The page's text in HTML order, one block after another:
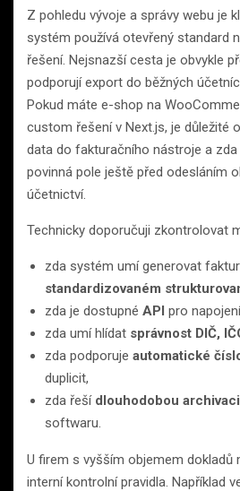
Z pohledu vývoje a správy webu je
systém používá otevřený standard
řešení. Nejsnazší cesta je obvykle
podporují export do běžných
Pokud máte e-shop na
custom řešení v Next.js, je důležité
data do fakturačního nástroje a
povinná pole ještě před odesláním
účetnictví.
Technicky doporučuji zkontrolovat
zda systém umí generovat
standardizovaném
zda je dostupné API pro
zda umí hlídat správnost DIČ,
zda podporuje automatické
duplicit,
zda řeší dlouhodobou archivaci
softwaru.
U firem s vyšším objemem dokladů
interní kontrolní pravidla. Například